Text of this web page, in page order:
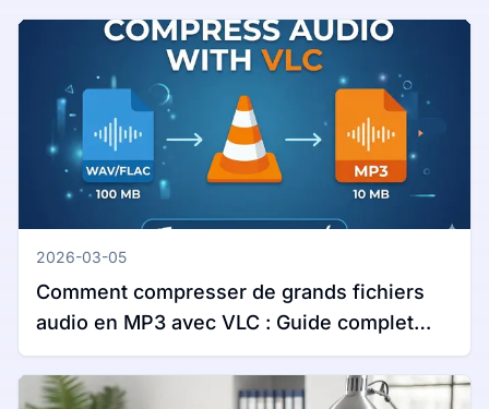
2026-03-05
Comment compresser de grands fichiers
audio en MP3 avec VLC : Guide complet
pour Windows et Mac